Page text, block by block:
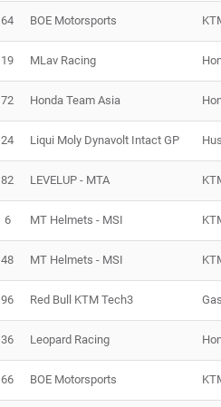
64 BOE Motorsports
19 MLav Racing
72 Honda Team Asia
24 Liqui Moly Dynavolt Intact GP
82 LEVELUP - MTA
6 MT Helmets - MSI
48 MT Helmets - MSI
96 Red Bull KTM Tech3
36 Leopard Racing
66 BOE Motorsports